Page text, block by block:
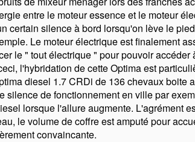
entre le moteur essence et le moteur
certain silence à bord lorsqu'on lève le
Le moteur électrique est finalement
le
tout électrique
pour pouvoir accéder
l'hybridation de cette Optima est
diesel 1.7 CRDi de 136 chevaux boite
silence de fonctionnement en ville par
lorsque l'allure augmente. L'agrément
le volume de coffre est amputé pour
convaincante.